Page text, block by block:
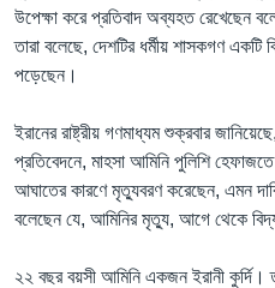
উপেক্ষা করে প্রতিবাদ অব্যহত রেখেছেন
তারা বলেছে, দেশটির ধর্মীয় শাসকগণ একটি
পড়েছেন।
ইরানের রাষ্ট্রীয় গণমাধ্যম ‍শুক্রবার
প্রতিবেদনে, মাহসা আমিনি পুলিশি
আঘাতের কারণে মৃত্যুবরণ করেছেন, এমন
বলেছেন যে, আমিনির মৃত্যু, আগে থেকে
২২ বছর বয়সী আমিনি একজন ইরানী কুর্দি।